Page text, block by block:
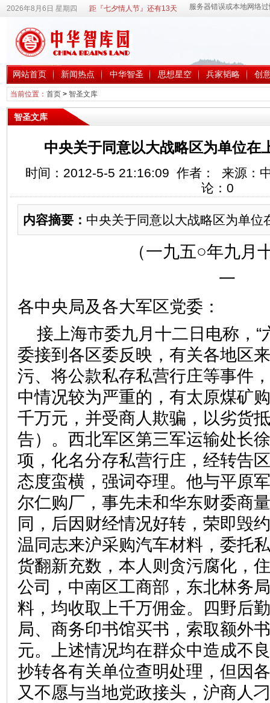
2026年8月6日 星期四 距『七夕情人节』还有13天
网站首页 新闻热点 中华智圣 思想星空 兵家韬略 创
当前位置： 首页> 智圣文库
智圣文库
中央关于同意以大战略区为单位在
时间：2012-5-5 21:16:09 作者： 来源：
论： 0
内容摘要： 中央关于同意以大战略区为单位
（一九五○年九月
一
各中央局及各大军区党委：
接上海市委九月十二日电称，“
委接到各区委反映，有关各地区
污、将公款私存私营行庄等事件
中情况较为严重的，有太原煤矿
千万元，并受商人欺骗，以劣货
告）。西北军区第三军运输处长
项，化名分存私营行庄，经转告
态度蛮横，强词夺理。他与平原
尔仁购厂，事先未和华东财委商
同，后因财经情况好转，荣即毁
温同志来沪采购汽车材料，委托
货翻新充数，本人则贪污腐化，
公司，中南区工商部，东北林务
料，均收取上千万佣金。四野后
局、商务印书馆买书，索取额外
元。上述情况均在群众中造成不
抄转各有关单位查明处理，但因
又不愿与当地党政接头，沪商人